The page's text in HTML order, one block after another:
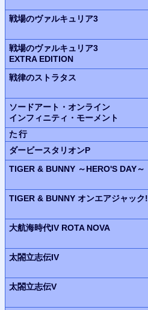
戦場のヴァルキュリア3
戦場のヴァルキュリア3
EXTRA EDITION
戦律のストラタス
ソードアート・オンライン
インフィニティ・モーメント
た行
ダービースタリオンP
TIGER & BUNNY ～HERO'S DAY～
TIGER & BUNNY オンエアジャック!
大航海時代IV ROTA NOVA
太閤立志伝IV
太閤立志伝V